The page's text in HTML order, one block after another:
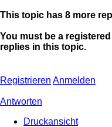
This topic has 8 more
You must be a
replies in this topic.
Registrieren Anmelden
Antworten
Druckansicht